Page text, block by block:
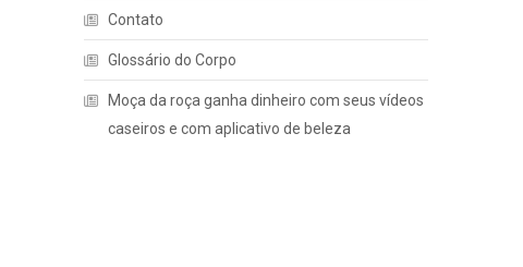
Contato
Glossário do Corpo
Moça da roça ganha dinheiro com seus vídeos
caseiros e com aplicativo de beleza